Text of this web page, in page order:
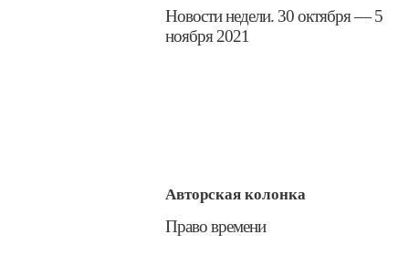
​Новости недели. 30 октября — 5
ноября 2021
Авторская колонка
​Право времени